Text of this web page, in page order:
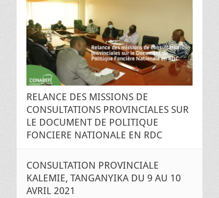
RELANCE DES MISSIONS DE
CONSULTATIONS PROVINCIALES SUR
LE DOCUMENT DE POLITIQUE
FONCIERE NATIONALE EN RDC
CONSULTATION PROVINCIALE
KALEMIE, TANGANYIKA DU 9 AU 10
AVRIL 2021